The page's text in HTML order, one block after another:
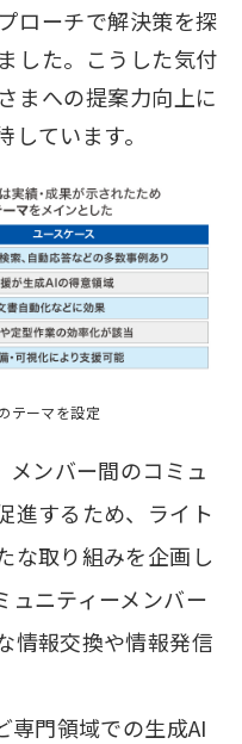
ローチで解決策を探
した。こうした気付
まへの提案力向上に
ています。
テーマを設定
メンバー間のコミュ
進するため、ライト
な取り組みを企画し
ュニティーメンバー
情報交換や情報発信
専門領域での生成AI